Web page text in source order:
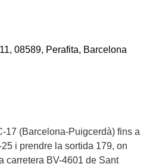
08589, Perafita, Barcelona
17 (Barcelona-Puigcerdà) fins a
25 i prendre la sortida 179, on
carretera BV-4601 de Sant